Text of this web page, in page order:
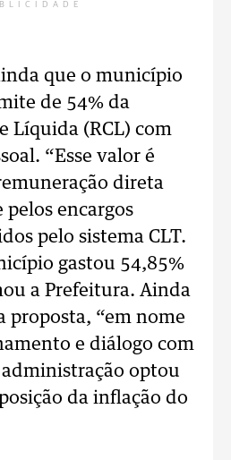
que o município
de 54% da
Líquida (RCL) com
“Esse valor é
direta
pelos encargos
pelo sistema CLT.
gastou 54,85%
a Prefeitura. Ainda
proposta, “em nome
e diálogo com
administração optou
da inflação do